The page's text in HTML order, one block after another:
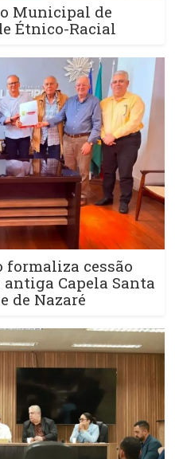
Municipal de
Étnico-Racial
formaliza cessão
Capela Santa
de Nazaré